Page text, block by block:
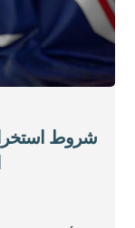
شروط